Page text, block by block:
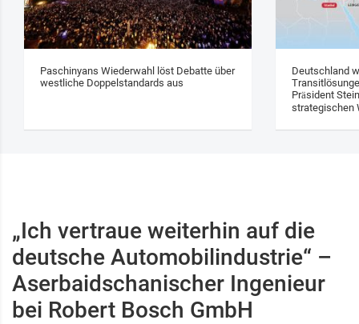
Paschinyans Wiederwahl löst Debatte über
westliche Doppelstandards aus
Deutschland
Präsident
strategischen
„Ich vertraue weiterhin auf die
deutsche Automobilindustrie“ –
Aserbaidschanischer Ingenieur
bei Robert Bosch GmbH